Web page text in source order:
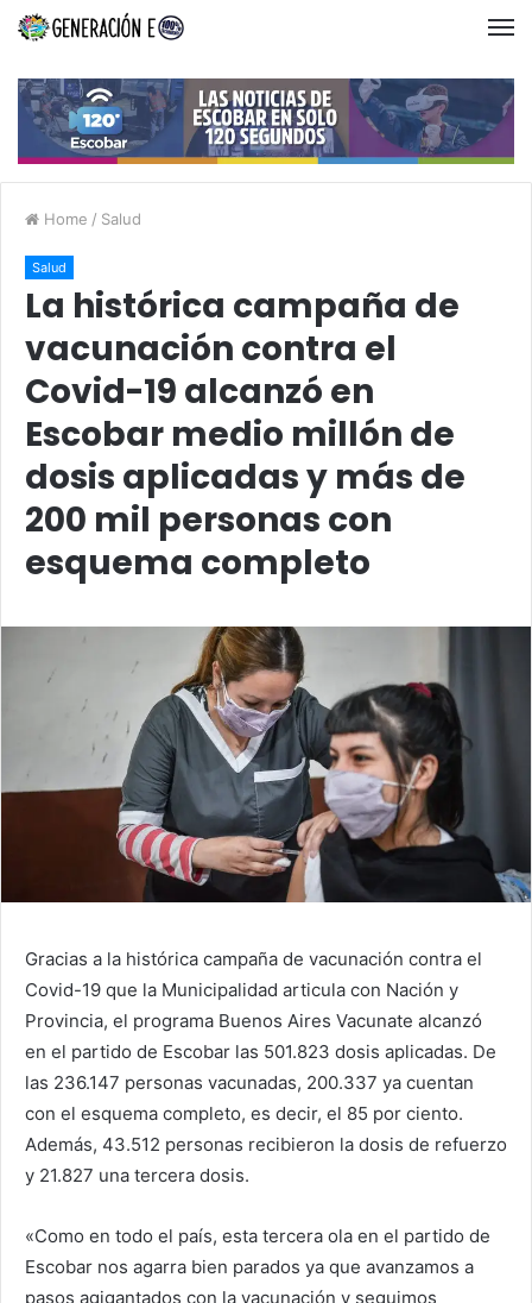
Home / Salud
Salud
La histórica campaña de
vacunación contra el
Covid-19 alcanzó en
Escobar medio millón de
dosis aplicadas y más de
200 mil personas con
esquema completo
Gracias a la histórica campaña de vacunación contra el
Covid-19 que la Municipalidad articula con Nación y
Provincia, el programa Buenos Aires Vacunate alcanzó
en el partido de Escobar las 501.823 dosis aplicadas. De
las 236.147 personas vacunadas, 200.337 ya cuentan
con el esquema completo, es decir, el 85 por ciento.
Además, 43.512 personas recibieron la dosis de refuerzo
y 21.827 una tercera dosis.
«Como en todo el país, esta tercera ola en el partido de
Escobar nos agarra bien parados ya que avanzamos a
pasos agigantados con la vacunación y seguimos